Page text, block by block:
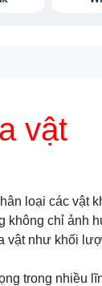
vật
loại các vật
không chỉ ảnh
vật như khối
trong nhiều